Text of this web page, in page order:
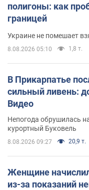
полигоны: как
границей
Украине не помешает
8.08.2026 05:10 1,8 т.
В Прикарпатье
сильный ливень:
Видео
Непогода обрушилась
курортный Буковель
8.08.2026 09:27 20,9 т.
Женщине
из-за показаний